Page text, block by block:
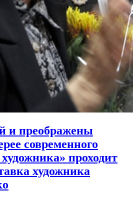
и преображены
современного
проходит
художника